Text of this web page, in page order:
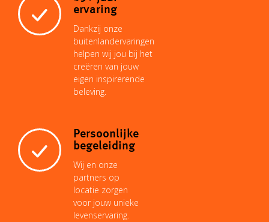
n p
p
ervaring
Dankzij onze
buitenlandervaringen
helpen wij jou bij het
creëren van jouw
eigen inspirerende
beleving.
Persoonlijke
begeleiding
Wij en onze
partners op
locatie zorgen
voor jouw unieke
levenservaring.